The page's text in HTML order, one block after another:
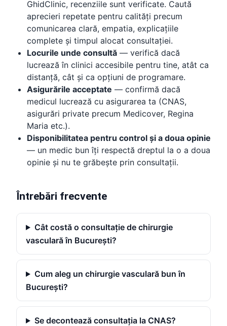
GhidClinic, recenziile sunt verificate. Caută
aprecieri repetate pentru calități precum
comunicarea clară, empatia, explicațiile
complete și timpul alocat consultației.
Locurile unde consultă — verifică dacă
lucrează în clinici accesibile pentru tine, atât ca
distanță, cât și ca opțiuni de programare.
Asigurările acceptate — confirmă dacă
medicul lucrează cu asigurarea ta (CNAS,
asigurări private precum Medicover, Regina
Maria etc.).
Disponibilitatea pentru control și a doua opinie
— un medic bun îți respectă dreptul la o a doua
opinie și nu te grăbește prin consultații.
Întrebări frecvente
Cât costă o consultație de chirurgie
vasculară în București?
Cum aleg un chirurgie vasculară bun în
București?
Se decontează consultația la CNAS?